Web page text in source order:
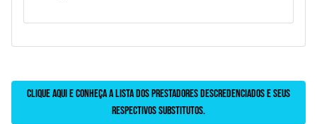
Clique aqui e conheça a lista dos prestadores descredenciados e seus
respectivos substitutos.